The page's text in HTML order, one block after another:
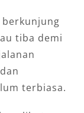
tiba demi
terbiasa.